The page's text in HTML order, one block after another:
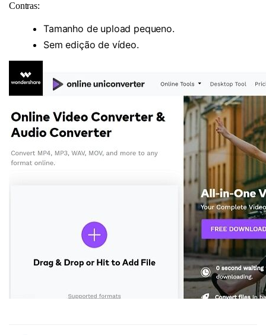
Contras:
Tamanho de upload pequeno.
Sem edição de vídeo.